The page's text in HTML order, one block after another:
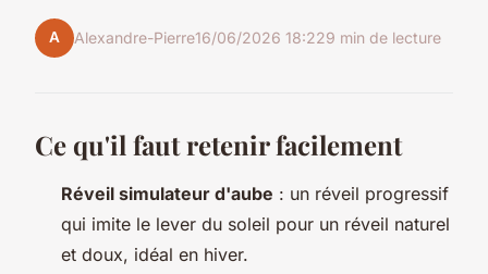
A Alexandre-Pierre16/06/2026 18:229 min de lecture
Ce qu'il faut retenir facilement
Réveil simulateur d'aube : un réveil progressif
qui imite le lever du soleil pour un réveil naturel
et doux, idéal en hiver.